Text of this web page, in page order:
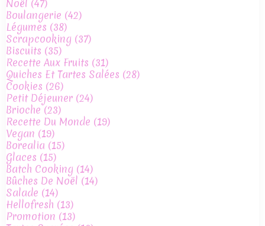
Noël (47)
Boulangerie (42)
Légumes (38)
Scrapcooking (37)
Biscuits (35)
Recette Aux Fruits (31)
Quiches Et Tartes Salées (28)
Cookies (26)
Petit Déjeuner (24)
Brioche(23)
Recette Du Monde (19)
Vegan (19)
Borealia (15)
Glaces (15)
Batch Cooking (14)
Bûches De Noël (14)
Salade (14)
Hellofresh (13)
Promotion (13)